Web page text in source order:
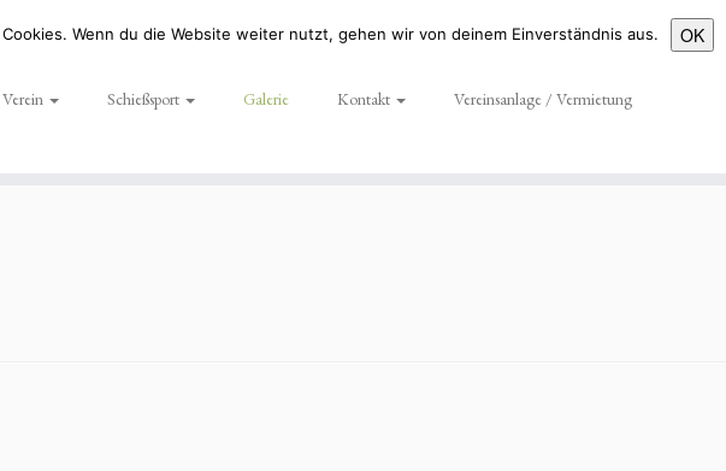
Verein Schießsport Galerie Kontakt Vereinsanlage / Vermietung
Wenn du die Website weiter nutzt, gehen wir von deinem Einverständnis aus. OK